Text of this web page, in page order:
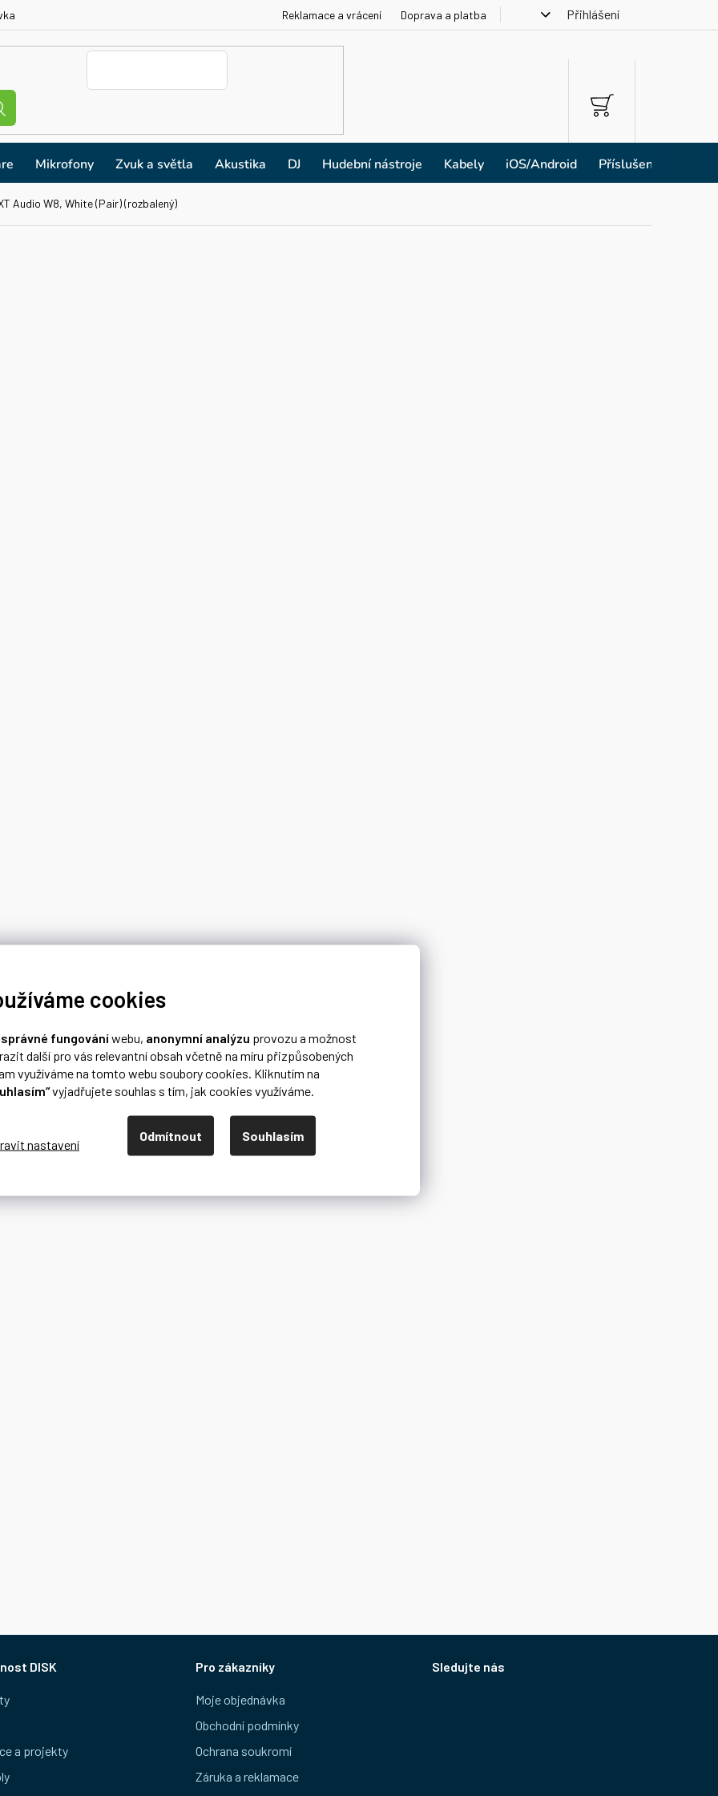
cookies
správné fungováníwebu, anonymní analýzu provozu a možnost
další pro vás relevantní obsah včetně na míru přizpůsobených
využíváme na tomto webu soubory cookies. Kliknutím na
vyjadřujete souhlas s tím, jak cookies využíváme.
Odmítnout Souhlasím
Reklamace a vrácení Doprava a platba Přihlášení
NÁKUPNÍ
KOŠÍK
Mikrofony Zvuk a světla Akustika DJ Hudební nástroje Kabely iOS/Android Příslušenství
Audio W8, White (Pair) (rozbalený)
DISK
a projekty
Pro zákazníky
Moje objednávka
Obchodní podmínky
Ochrana soukromí
Záruka a reklamace
Sledujte nás